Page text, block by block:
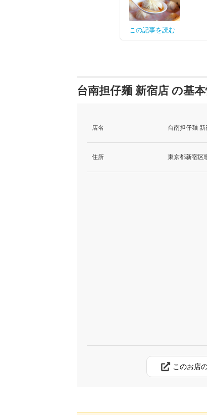
この記事を読む
台南担仔麺 新宿店 の基
店名 台南担仔麺
住所 東京都新宿区
このお店